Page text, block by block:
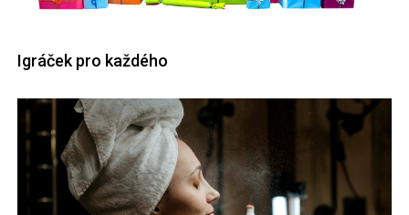
Igráček pro každého